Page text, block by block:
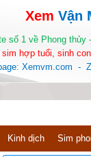
Xem Vận
số 1 về Phong thủy
hợp tuổi, sinh
Xemvm.com -
Kinh dịch Sim